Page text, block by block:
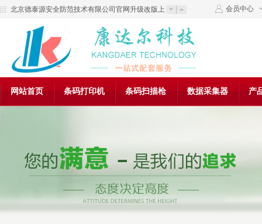
北京德泰源安全防范技术有限公司官网升级改版上
欢迎来到北京德泰源安全防范技术有限公司官网！
会员中心
网站首页 条码打印机 条码扫描枪 数据采集器 产